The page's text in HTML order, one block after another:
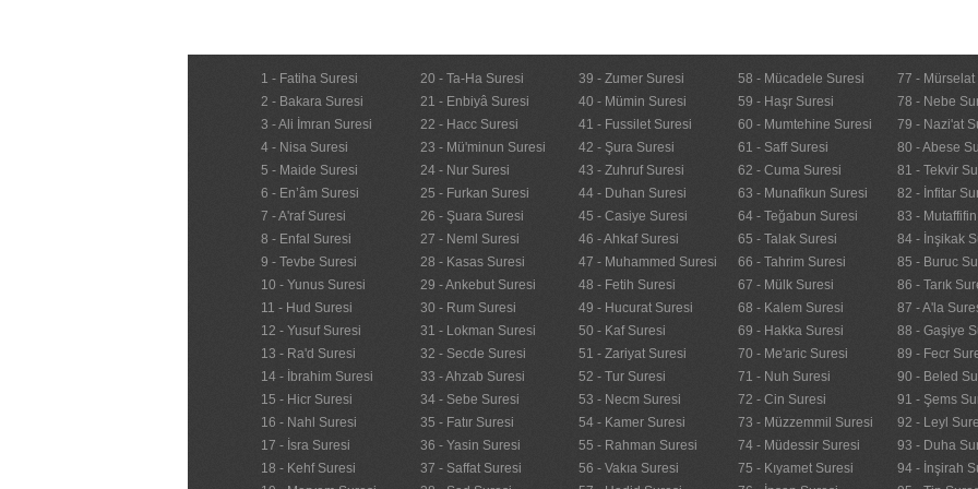
1 - Fatiha Suresi
2 - Bakara Suresi
3 - Ali İmran Suresi
4 - Nisa Suresi
5 - Maide Suresi
6 - En’âm Suresi
7 - A'raf Suresi
8 - Enfal Suresi
9 - Tevbe Suresi
10 - Yunus Suresi
11 - Hud Suresi
12 - Yusuf Suresi
13 - Ra'd Suresi
14 - İbrahim Suresi
15 - Hicr Suresi
16 - Nahl Suresi
17 - İsra Suresi
18 - Kehf Suresi
20 - Ta-Ha Suresi
21 - Enbiyâ Suresi
22 - Hacc Suresi
23 - Mü'minun Suresi
24 - Nur Suresi
25 - Furkan Suresi
26 - Şuara Suresi
27 - Neml Suresi
28 - Kasas Suresi
29 - Ankebut Suresi
30 - Rum Suresi
31 - Lokman Suresi
32 - Secde Suresi
33 - Ahzab Suresi
34 - Sebe Suresi
35 - Fatır Suresi
36 - Yasin Suresi
37 - Saffat Suresi
39 - Zumer Suresi
40 - Mümin Suresi
41 - Fussilet Suresi
42 - Şura Suresi
43 - Zuhruf Suresi
44 - Duhan Suresi
45 - Casiye Suresi
46 - Ahkaf Suresi
47 - Muhammed Suresi
48 - Fetih Suresi
49 - Hucurat Suresi
50 - Kaf Suresi
51 - Zariyat Suresi
52 - Tur Suresi
53 - Necm Suresi
54 - Kamer Suresi
55 - Rahman Suresi
56 - Vakıa Suresi
58 - Mücadele Suresi
59 - Haşr Suresi
60 - Mumtehine Suresi
61 - Saff Suresi
62 - Cuma Suresi
63 - Munafikun Suresi
64 - Teğabun Suresi
65 - Talak Suresi
66 - Tahrim Suresi
67 - Mülk Suresi
68 - Kalem Suresi
69 - Hakka Suresi
70 - Me'aric Suresi
71 - Nuh Suresi
72 - Cin Suresi
73 - Müzzemmil Suresi
74 - Müdessir Suresi
75 - Kıyamet Suresi
77 - Mürselat
78 - Nebe
79 - Nazi'at
80 - Abese
81 - Tekvir
82 - İnfitar
83 -
84 - İnşikak
85 - Buruc
86 - Tarık
87 - A'la
88 - Gaşiye
89 - Fecr
90 - Beled
91 - Şems
92 - Leyl
93 - Duha
94 - İnşirah